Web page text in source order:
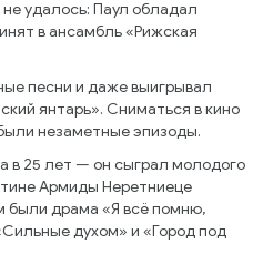
удалось: Паул обладал
в ансамбль «Рижская
песни и даже выигрывал
янтарь». Сниматься в кино
незаметные эпизоды.
в 25 лет — он сыграл молодого
Армиды Неретниеце
были драма «Я всё помню,
духом» и «Город под